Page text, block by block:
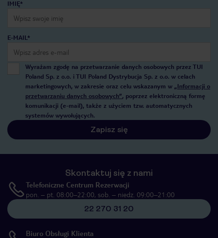
IMIĘ*
E-MAIL*
Wyrażam zgodę na przetwarzanie danych osobowych przez TUI
Poland Sp. z o.o. i TUI Poland Dystrybucja Sp. z o.o. w celach
marketingowych, w zakresie oraz celu wskazanym w „Informacji o
przetwarzaniu danych osobowych”, poprzez elektroniczną formę
komunikacji (e-mail), także z użyciem tzw. automatycznych
systemów wywołujących.
Zapisz się
Skontaktuj się z nami
Telefoniczne Centrum Rezerwacji
pon. – pt. 08:00–22:00, sob. – niedz. 09:00–21:00
22 270 31 20
Biuro Obsługi Klienta